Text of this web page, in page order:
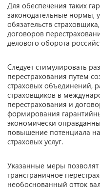
Для обеспечения таких
законодательные нормы,
обязательств
договоров
делового оборота
Следует стимулировать
перестрахования путем
страховых объединений,
страховщиков в
перестрахования и
формирования
экономически
повышение потенциала
страховых услуг.
Указанные меры позволят
трансграничное
необоснованный отток